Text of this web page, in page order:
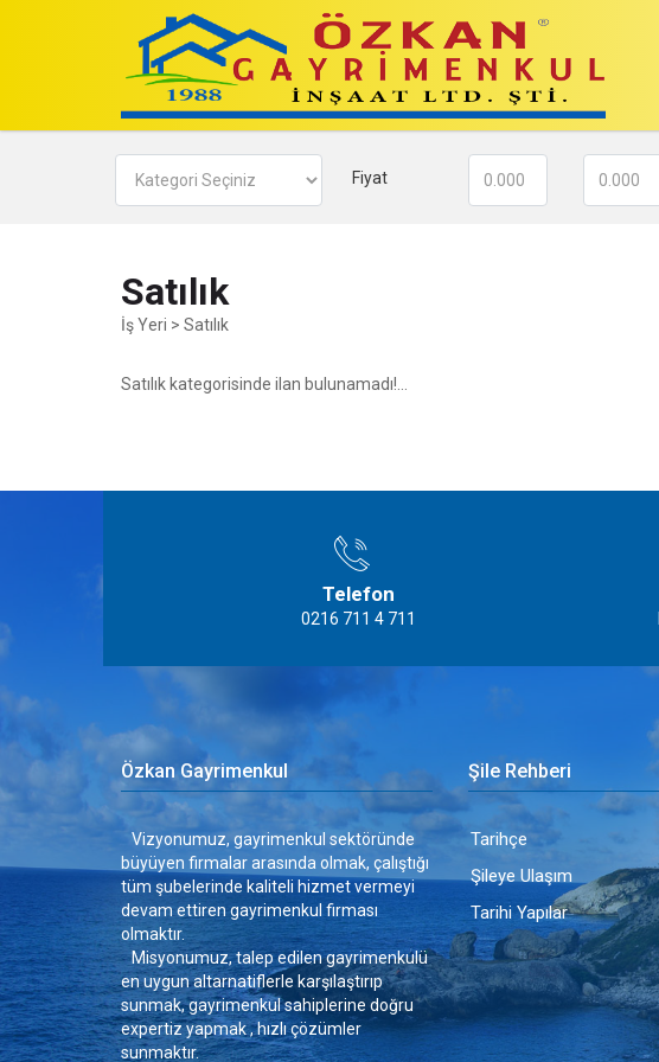
Fiyat
Satılık
İş Yeri > Satılık
Satılık kategorisinde ilan bulunamadı!...
Telefon
0216 711 4 711
Özkan Gayrimenkul
Vizyonumuz, gayrimenkul sektöründe
büyüyen firmalar arasında olmak, çalıştığı
tüm şubelerinde kaliteli hizmet vermeyi
devam ettiren gayrimenkul firması
olmaktır.
Misyonumuz, talep edilen gayrimenkulü
en uygun altarnatiflerle karşılaştırıp
sunmak, gayrimenkul sahiplerine doğru
expertiz yapmak , hızlı çözümler
sunmaktır.
Şile Rehberi
Tarihçe
Şileye Ulaşım
Tarihi Yapılar